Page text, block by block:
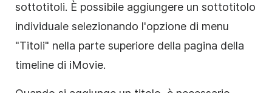
sottotitoli. È possibile aggiungere un sottotitolo
individuale selezionando l'opzione di menu
"Titoli" nella parte superiore della pagina della
timeline di iMovie.